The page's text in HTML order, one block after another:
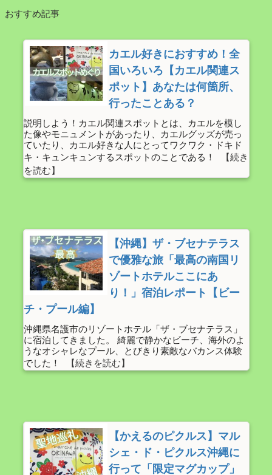
おすすめ記事
カエル好きにおすすめ！全
国いろいろ【カエル関連ス
ポット】あなたは何箇所、
行ったことある？
説明しよう！カエル関連スポットとは、カエルを模し
た像やモニュメントがあったり、カエルグッズが売っ
ていたり、カエル好きな人にとってワクワク・ドキド
キ・キュンキュンするスポットのことである！
【沖縄】ザ・ブセナテラス
で優雅な旅「最高の南国リ
ゾートホテルここにあ
り！」宿泊レポート【ビー
チ・プール編】
沖縄県名護市のリゾートホテル「ザ・ブセナテラス」
に宿泊してきました。 綺麗で静かなビーチ、海外のよ
うなオシャレなプール、とびきり素敵なバカンス体験
でした！
【かえるのピクルス】マル
シェ・ド・ピクルス沖縄に
行って「限定マグカップ」